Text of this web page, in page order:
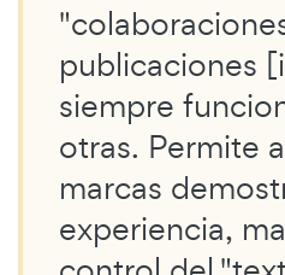
publicaciones
siempre
otras. Permite
marcas
experiencia,